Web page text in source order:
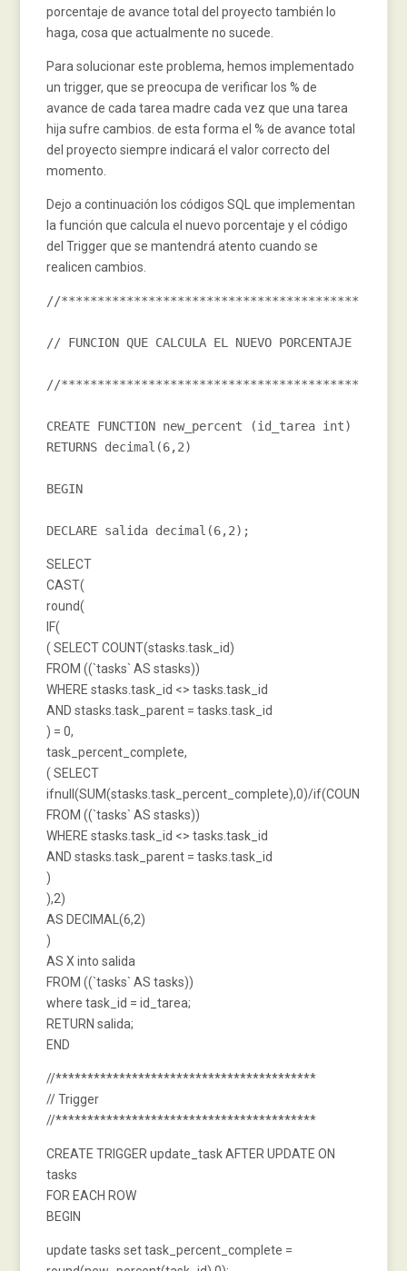
porcentaje de avance total del proyecto también lo
haga, cosa que actualmente no sucede.
Para solucionar este problema, hemos implementado
un trigger, que se preocupa de verificar los % de
avance de cada tarea madre cada vez que una tarea
hija sufre cambios. de esta forma el % de avance total
del proyecto siempre indicará el valor correcto del
momento.
Dejo a continuación los códigos SQL que implementan
la función que calcula el nuevo porcentaje y el código
del Trigger que se mantendrá atento cuando se
realicen cambios.
//*****************************************
// FUNCION QUE CALCULA EL NUEVO PORCENTAJE
//*****************************************
CREATE FUNCTION new_percent (id_tarea int)
RETURNS decimal (6,2)
BEGIN
DECLARE salida decimal (6,2);
SELECT
CAST(
round(
IF(
( SELECT COUNT(stasks.task_id)
FROM ((`tasks` AS stasks))
WHERE stasks.task_id <> tasks.task_id
AND stasks.task_parent = tasks.task_id
) = 0,
task_percent_complete,
( SELECT
ifnull(SUM(stasks.task_percent_complete),0)/
FROM ((`tasks` AS stasks))
WHERE stasks.task_id <> tasks.task_id
AND stasks.task_parent = tasks.task_id
)
),2)
AS DECIMAL(6,2)
)
AS X into salida
FROM ((`tasks` AS tasks))
where task_id = id_tarea;
RETURN salida;
END
//*****************************************
// Trigger
//*****************************************
CREATE TRIGGER update_task AFTER UPDATE ON
tasks
FOR EACH ROW
BEGIN
update tasks set task_percent_complete =